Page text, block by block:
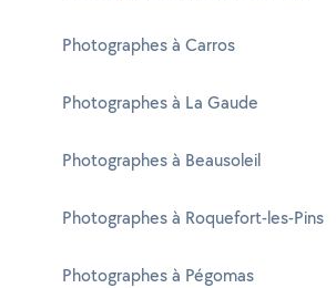
Photographes à Carros
Photographes à La Gaude
Photographes à Beausoleil
Photographes à Roquefort-les-Pins
Photographes à Pégomas